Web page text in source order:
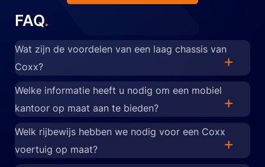
FAQ.
Wat zijn de voordelen van een laag chassis van
Coxx?
Een Coxx X-Low chassis is ontworpen om optimaal
te passen bij de toepassing van uw voertuig. U zult
effectiever werken en een groter rendement per
voertuig behalen dan met een one-size-fits-all
oplossing. U zult de X-Low slogan 'sneller laden,
Welke informatie heeft u nodig om een mobiel
kantoor op maat aan te bieden?
Een mobiel kantoor op een Coxx X-Low chassis
wordt op maat gemaakt om aan al uw wensen te
voldoen. Om u een voorstel te kunnen doen, hebben
Welk rijbewijs hebben we nodig voor een Coxx
voertuig op maat?